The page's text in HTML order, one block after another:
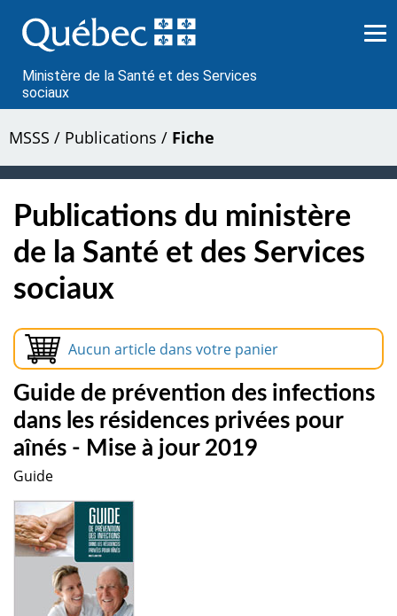
au
contenu
Ministère de la Santé et des Services
sociaux
MSSS / Publications / Fiche
Publications du ministère
de la Santé et des Services
sociaux
Aucun article dans votre panier
Guide de prévention des infections
dans les résidences privées pour
aînés - Mise à jour 2019
Guide